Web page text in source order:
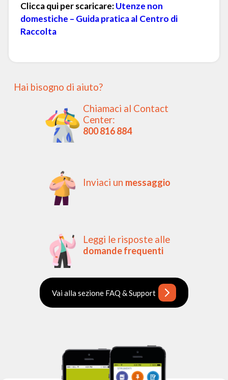
Clicca qui per scaricare:Utenze non
domestiche – Guida pratica al Centro di
Raccolta
Hai bisogno di aiuto?
Chiamaci al Contact
Center:
800 816 884
Inviaci un messaggio
Leggi le risposte alle
domande frequenti
Vai alla sezione FAQ & Support